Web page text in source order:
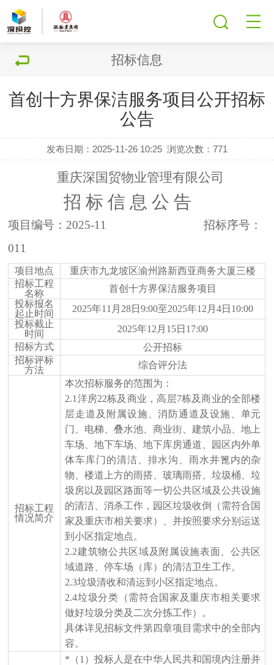
招标信息
首创十方界保洁服务项目公开招标
公告
发布日期：2025-11-26 10:25 浏览次数：771
重庆深国贸物业管理有限公司
招 标 信 息 公 告
项目编号： 2025-11
招标序号：
011
项目地点
重庆市九龙坡区渝州路新西亚商务大厦三楼
招标工程
名称
首创十方界保洁服务项目
投标报名
起止时间
2025年11月28日9:00至2025年12月4日10:00
投标截止
时间
2025年12月15日17:00
招标方式
公开招标
招标评标
方法
综合评分法
招标工程
情况简介
本次招标服务的范围为：
2.1洋房22栋及商业，高层7栋及商业的全部楼
层走道及附属设施、消防通道及设施、单元
门、电梯、叠水池、商业街、建筑小品、地上
车场、地下车场、地下库房通道、园区内外单
体车库门的清洁、 排水沟、雨水井篦内的杂
物、楼道上方的雨搭、玻璃雨搭、垃圾桶、垃
圾房以及园区路面等一切公共区域及公共设施
的清洁 、消杀工作 ， 园区垃圾收倒（需符合国
家及重庆市相关要求）、并按照要求分别运送
到小区指定地点。
2.2建筑物公共区域及附属设施表面、公共区
域道路、停车场（库）的清洁卫生工作。
2.3垃圾清收和清运到小区指定地点。
2.4垃圾分类（需符合国家及重庆市相关要求
做好垃圾分类及二次分拣工作）。
具体详见招标文件第四章项目需求中的全部内
容。
* （1）投标人是在中华人民共和国境内注册并